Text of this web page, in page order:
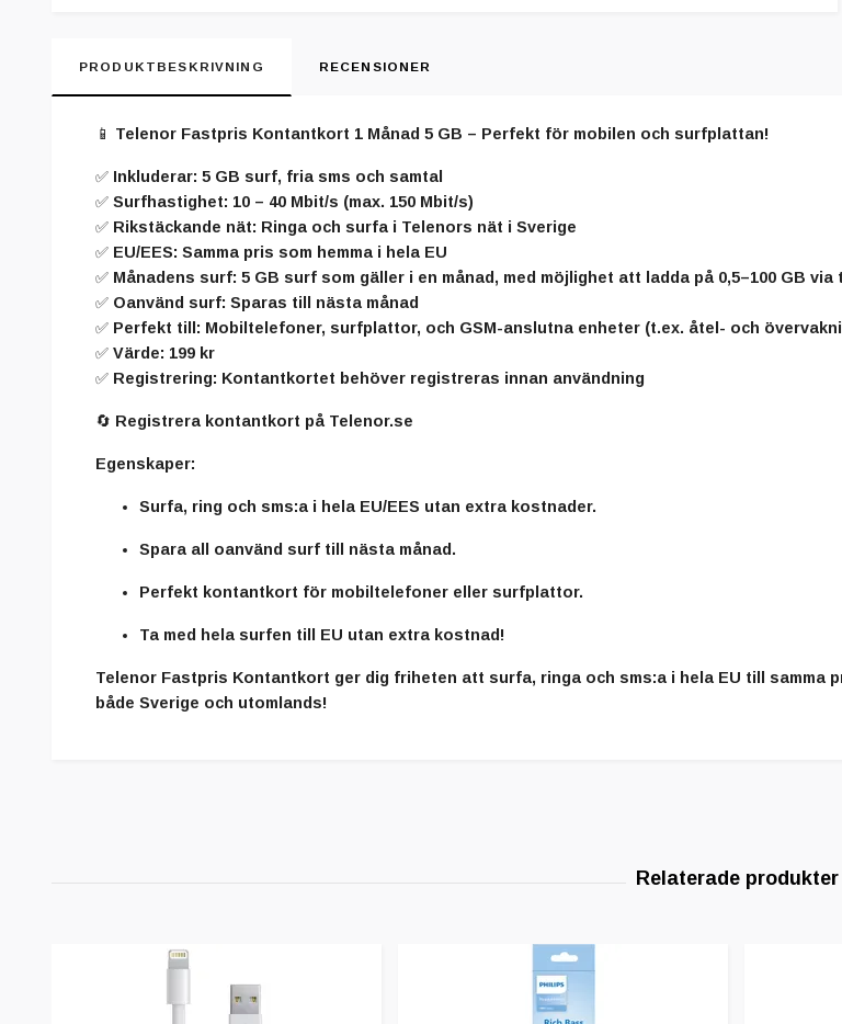
PRODUKTBESKRIVNING RECENSIONER
📱 Telenor Fastpris Kontantkort 1 Månad 5 GB – Perfekt för mobilen och surfplattan!
✅ Inkluderar: 5 GB surf, fria sms och samtal
✅ Surfhastighet: 10 – 40 Mbit/s (max. 150 Mbit/s)
✅ Rikstäckande nät: Ringa och surfa i Telenors nät i Sverige
✅ EU/EES: Samma pris som hemma i hela EU
✅ Månadens surf: 5 GB surf som gäller i en månad, med möjlighet att ladda på 0,5–100 GB via
✅ Oanvänd surf: Sparas till nästa månad
✅ Perfekt till : Mobiltelefoner, surfplattor, och GSM-anslutna enheter (t.ex. åtel- och
✅ Värde: 199 kr
✅ Registrering: Kontantkortet behöver registreras innan användning
🔄 Registrera kontantkort på Telenor.se
Egenskaper:
Surfa, ring och sms:a i hela EU/EES utan extra kostnader.
Spara all oanvänd surf till nästa månad.
Perfekt kontantkort för mobiltelefoner eller surfplattor.
Ta med hela surfen till EU utan extra kostnad!
Telenor Fastpris Kontantkort ger dig friheten att surfa, ringa och sms:a i hela EU till samma
både Sverige och utomlands!